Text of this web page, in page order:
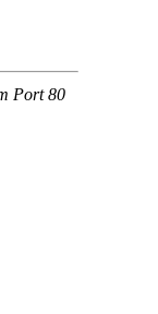
Port 80